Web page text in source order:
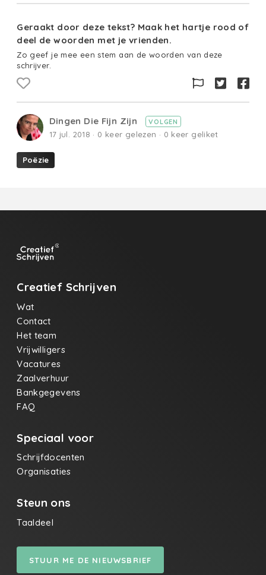
Geraakt door deze tekst? Maak het hartje rood of
deel de woorden met je vrienden.
Zo geef je mee een stem aan de woorden van deze
schrijver.
Dingen Die Fijn Zijn VOLGEN
17 jul. 2018 · 0 keer gelezen · 0 keer geliket
Poëzie
Creatief Schrijven
Wat
Contact
Het team
Vrijwilligers
Vacatures
Zaalverhuur
Bankgegevens
FAQ
Speciaal voor
Schrijfdocenten
Organisaties
Steun ons
Taaldeel
STUUR ME DE NIEUWSBRIEF